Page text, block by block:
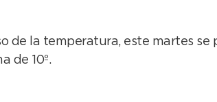
la temperatura, este martes se
de 10º.